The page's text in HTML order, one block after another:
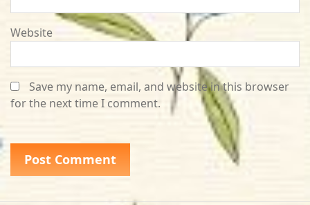
Website
Save my name, email, and website in this browser
for the next time I comment.